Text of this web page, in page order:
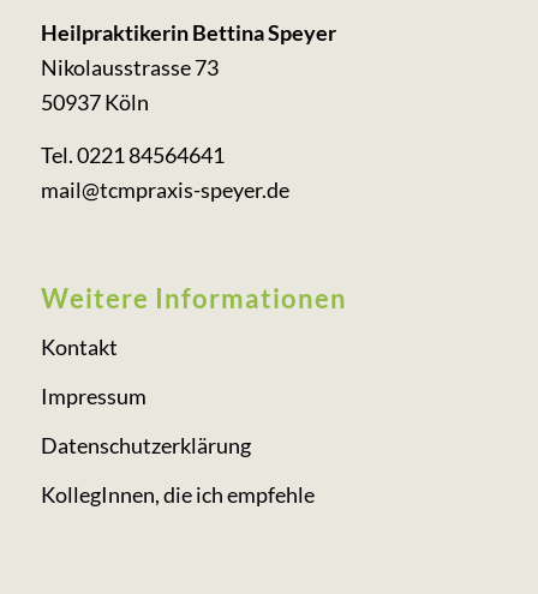
Heilpraktikerin Bettina Speyer
Nikolausstrasse 73
50937 Köln
Tel. 0221 84564641
mail@tcmpraxis-speyer.de
Weitere Informationen
Kontakt
Impressum
Datenschutzerklärung
KollegInnen, die ich empfehle